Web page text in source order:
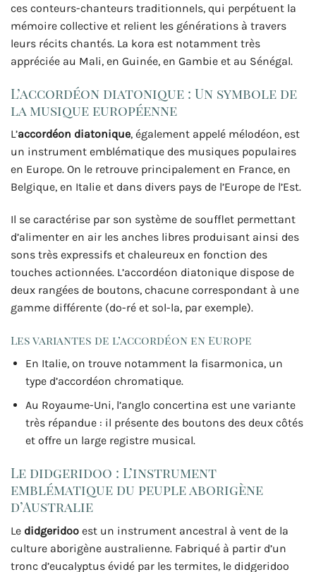
ces conteurs-chanteurs traditionnels, qui perpétuent la
mémoire collective et relient les générations à travers
leurs récits chantés. La kora est notamment très
appréciée au Mali, en Guinée, en Gambie et au Sénégal.
L’accordéon diatonique : Un symbole de
la musique européenne
L’accordéon diatonique, également appelé mélodéon, est
un instrument emblématique des musiques populaires
en Europe. On le retrouve principalement en France, en
Belgique, en Italie et dans divers pays de l’Europe de l’Est.
Il se caractérise par son système de soufflet permettant
d’alimenter en air les anches libres produisant ainsi des
sons très expressifs et chaleureux en fonction des
touches actionnées. L’accordéon diatonique dispose de
deux rangées de boutons, chacune correspondant à une
gamme différente (do-ré et sol-la, par exemple).
Les variantes de l’accordéon en Europe
En Italie, on trouve notamment la fisarmonica, un
type d’accordéon chromatique.
Au Royaume-Uni, l’anglo concertina est une variante
très répandue : il présente des boutons des deux côtés
et offre un large registre musical.
Le didgeridoo : L’instrument
emblématique du peuple aborigène
d’Australie
Le didgeridoo est un instrument ancestral à vent de la
culture aborigène australienne. Fabriqué à partir d’un
tronc d’eucalyptus évidé par les termites, le didgeridoo